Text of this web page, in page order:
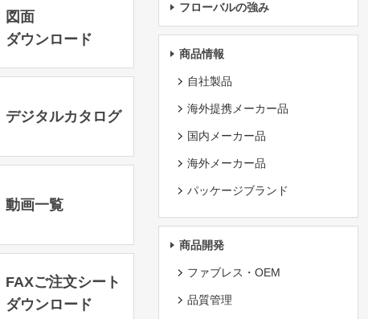
図面
ダウンロード
デジタルカタログ
動画一覧
FAXご注文シート
ダウンロード
フローバルの強み
商品情報
自社製品
海外提携メーカー品
国内メーカー品
海外メーカー品
パッケージブランド
商品開発
ファブレス・OEM
品質管理